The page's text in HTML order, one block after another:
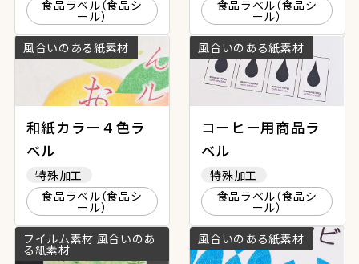
食品ラベル（食品シ
ール）
食品ラベル（食品シ
ール）
風合いのある紙素材
和紙カラー４色ラ
ベル
特殊加工
食品ラベル（食品シ
ール）
風合いのある紙素材
コーヒー用商品ラ
ベル
特殊加工
食品ラベル（食品シ
ール）
フイルム素材 風合いのあ
る紙素材
風合いのある紙素材